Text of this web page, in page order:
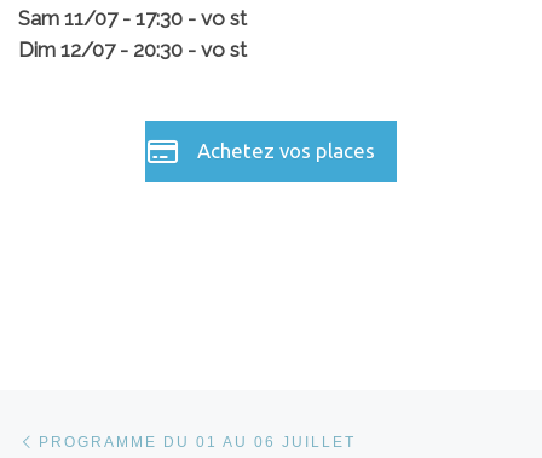
Sam 11/07 - 17:30 - vo st
Dim 12/07 - 20:30 - vo st
Achetez vos places
Parcourir les articles
PROGRAMME DU 01 AU 06 JUILLET